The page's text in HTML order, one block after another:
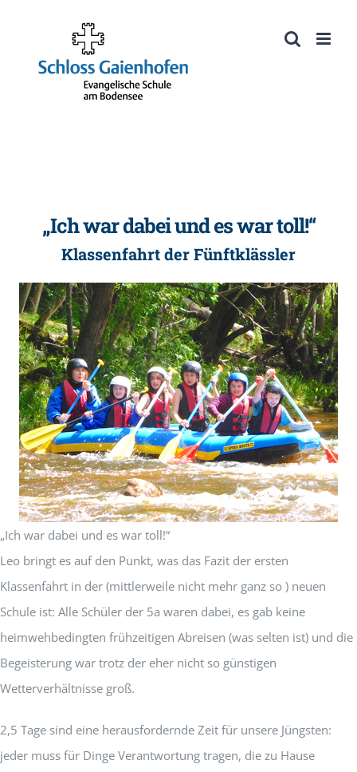
Werkzeugleiste öffnen
springen
„Ich war dabei und es war toll!“
Klassenfahrt der Fünftklässler
„Ich war dabei und es war toll!“
Leo bringt es auf den Punkt, was das Fazit der ersten
Klassenfahrt in der (mittlerweile nicht mehr ganz so ) neuen
Schule ist: Alle Schüler der 5a waren dabei, es gab keine
heimwehbedingten frühzeitigen Abreisen (was selten ist) und die
Begeisterung war trotz der eher nicht so günstigen
Wetterverhältnisse groß.
2,5 Tage sind eine herausfordernde Zeit für unsere Jüngsten:
jeder muss für Dinge Verantwortung tragen, die zu Hause